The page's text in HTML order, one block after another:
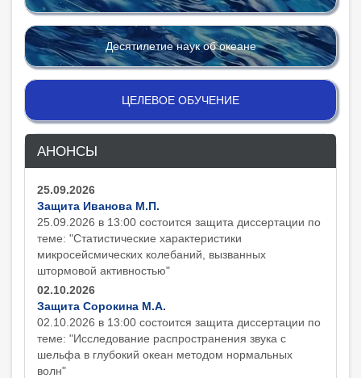
Десятилетие наук об океане
ЦЕЛЕВОЕ ОБУЧЕНИЕ
АНОНСЫ
25.09.2026
Защита Иванова М.П.
25.09.2026 в 13:00 состоится защита диcсертации по
теме: "Статистические характеристики
микросейсмических колебаний, вызванных
штормовой активностью"
02.10.2026
Защита Сорокина М.А.
02.10.2026 в 13:00 состоится защита диcсертации по
теме: "Исследование распространения звука с
шельфа в глубокий океан методом нормальных
волн"